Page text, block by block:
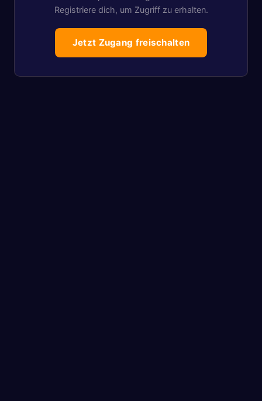
Registriere dich, um Zugriff zu erhalten.
Jetzt Zugang freischalten